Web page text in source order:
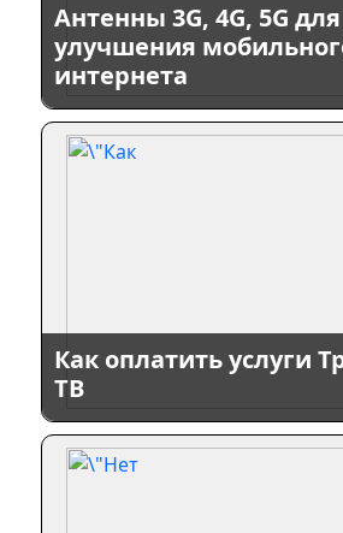
Антенны 3G, 4G, 5G для
улучшения
интернета
Как оплатить услуги
ТВ